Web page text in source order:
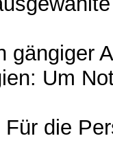
gängiger
Um
die